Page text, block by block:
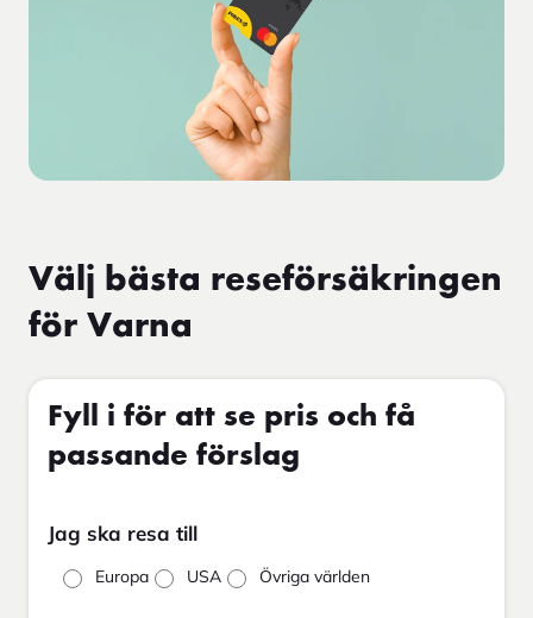
Välj bästa reseförsäkringen
för Varna
Fyll i för att se pris och få
passande förslag
Jag ska resa till
Europa USA Övriga världen